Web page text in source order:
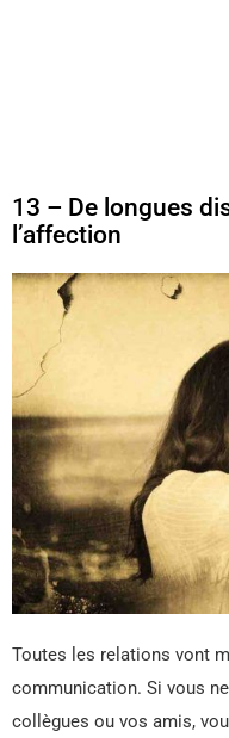
13 – De longues
l’affection
Toutes les relations vont
communication. Si vous
collègues ou vos amis,